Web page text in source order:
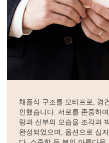
채플식 구조를 모티프로, 경
인했습니다. 서로를 존중하
랑과 신부의 모습을 조각과
완성되었으며, 옵션으로 십